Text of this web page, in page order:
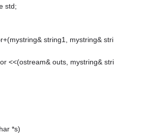
std;
string1, mystring& stri
<<(ostream& outs, mystring& stri
*s)